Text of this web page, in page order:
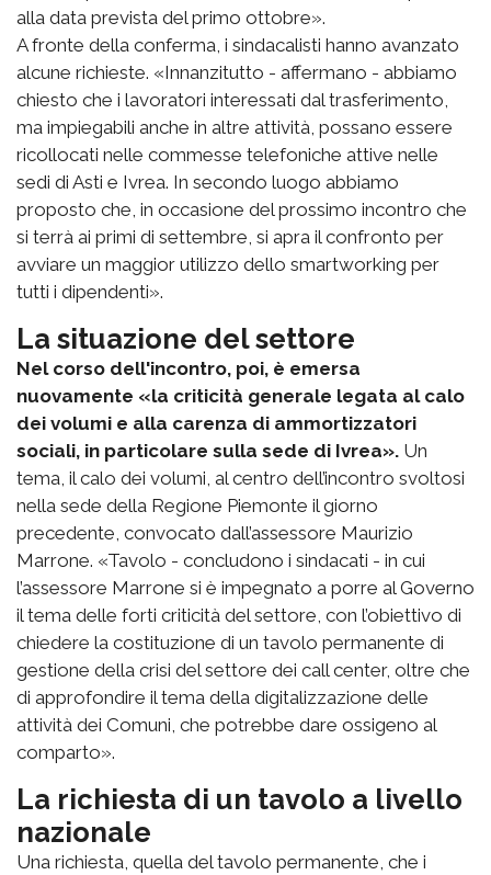
alla data prevista del primo ottobre».
A fronte della conferma, i sindacalisti hanno avanzato
alcune richieste. «Innanzitutto - affermano - abbiamo
chiesto che i lavoratori interessati dal trasferimento,
ma impiegabili anche in altre attività, possano essere
ricollocati nelle commesse telefoniche attive nelle
sedi di Asti e Ivrea. In secondo luogo abbiamo
proposto che, in occasione del prossimo incontro che
si terrà ai primi di settembre, si apra il confronto per
avviare un maggior utilizzo dello smartworking per
tutti i dipendenti».
La situazione del settore
Nel corso dell'incontro, poi, è emersa
nuovamente «la criticità generale legata al calo
dei volumi e alla carenza di ammortizzatori
sociali, in particolare sulla sede di Ivrea». Un
tema, il calo dei volumi, al centro dell’incontro svoltosi
nella sede della Regione Piemonte il giorno
precedente, convocato dall’assessore Maurizio
Marrone. «Tavolo - concludono i sindacati - in cui
l’assessore Marrone si è impegnato a porre al Governo
il tema delle forti criticità del settore, con l’obiettivo di
chiedere la costituzione di un tavolo permanente di
gestione della crisi del settore dei call center, oltre che
di approfondire il tema della digitalizzazione delle
attività dei Comuni, che potrebbe dare ossigeno al
comparto».
La richiesta di un tavolo a livello
nazionale
Una richiesta, quella del tavolo permanente, che i